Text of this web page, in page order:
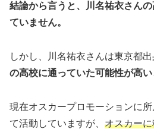
結論から言うと、川名祐衣さん
ていません。
しかし、川名祐衣さんは東京都出
の高校に通っていた可能性が高い
現在オスカープロモーションに
て活動していますが、 オスカー